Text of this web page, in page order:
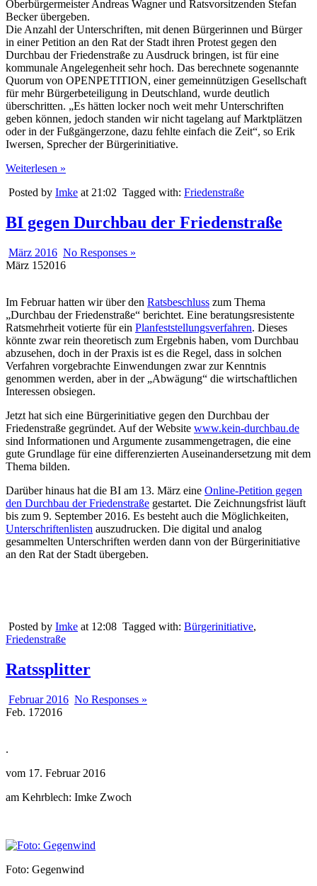
Oberbürgermeister Andreas Wagner und Ratsvorsitzenden Stefan
Becker übergeben.
Die Anzahl der Unterschriften, mit denen Bürgerinnen und Bürger
in einer Petition an den Rat der Stadt ihren Protest gegen den
Durchbau der Friedenstraße zu Ausdruck bringen, ist für eine
kommunale Angelegenheit sehr hoch. Das berechnete sogenannte
Quorum von OPENPETITION, einer gemeinnützigen Gesellschaft
für mehr Bürgerbeteiligung in Deutschland, wurde deutlich
überschritten. „Es hätten locker noch weit mehr Unterschriften
geben können, jedoch standen wir nicht tagelang auf Marktplätzen
oder in der Fußgängerzone, dazu fehlte einfach die Zeit“, so Erik
Iwersen, Sprecher der Bürgerinitiative.
Weiterlesen »
Posted by Imke at 21:02 Tagged with: Friedenstraße
BI gegen Durchbau der Friedenstraße
März 2016 No Responses »
März 152016
Im Februar hatten wir über den Ratsbeschluss zum Thema
„Durchbau der Friedenstraße“ berichtet. Eine beratungsresistente
Ratsmehrheit votierte für ein Planfeststellungsverfahren. Dieses
könnte zwar rein theoretisch zum Ergebnis haben, vom Durchbau
abzusehen, doch in der Praxis ist es die Regel, dass in solchen
Verfahren vorgebrachte Einwendungen zwar zur Kenntnis
genommen werden, aber in der „Abwägung“ die wirtschaftlichen
Interessen obsiegen.
Jetzt hat sich eine Bürgerinitiative gegen den Durchbau der
Friedenstraße gegründet. Auf der Website www.kein-durchbau.de
sind Informationen und Argumente zusammengetragen, die eine
gute Grundlage für eine differenzierten Auseinandersetzung mit dem
Thema bilden.
Darüber hinaus hat die BI am 13. März eine Online-Petition gegen
den Durchbau der Friedenstraße gestartet. Die Zeichnungsfrist läuft
bis zum 9. September 2016. Es besteht auch die Möglichkeiten,
Unterschriftenlisten auszudrucken. Die digital und analog
gesammelten Unterschriften werden dann von der Bürgerinitiative
an den Rat der Stadt übergeben.
Posted by Imke at 12:08 Tagged with: Bürgerinitiative,
Friedenstraße
Ratssplitter
Februar 2016 No Responses »
Feb. 172016
.
vom 17. Februar 2016
am Kehrblech: Imke Zwoch
Foto: Gegenwind